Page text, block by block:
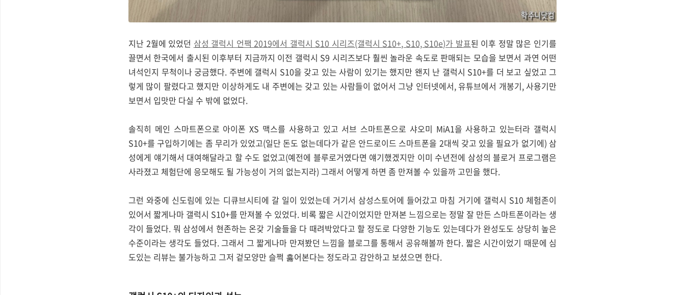
지난 2월에 있었던 삼성 갤럭시 언팩 2019에서 갤럭시 S10 시리즈(갤럭시 S10+, S10, S10e)가 발표된 이후 정말 많은 인기를
끌면서 한국에서 출시된 이후부터 지금까지 이전 갤럭시 S9 시리즈보다 훨씬 놀라운 속도로 판매되는 모습을 보면서 과연 어떤
녀석인지 무척이나 궁금했다. 주변에 갤럭시 S10을 갖고 있는 사람이 있기는 했지만 왠지 난 갤럭시 S10+를 더 보고 싶었고 그
렇게 많이 팔렸다고 했지만 이상하게도 내 주변에는 갖고 있는 사람들이 없어서 그냥 인터넷에서, 유튜브에서 개봉기, 사용기만
보면서 입맛만 다실 수 밖에 없었다.
솔직히 메인 스마트폰으로 아이폰 XS 맥스를 사용하고 있고 서브 스마트폰으로 샤오미 MiA1을 사용하고 있는터라 갤럭시
S10+를 구입하기에는 좀 무리가 있었고(일단 돈도 없는데다가 같은 안드로이드 스마트폰을 2대씩 갖고 있을 필요가 없기에) 삼
성에게 얘기해서 대여해달라고 할 수도 없었고(예전에 블루로거였다면 얘기했겠지만 이미 수년전에 삼성의 블로거 프로그램은
사라졌고 체험단에 응모해도 될 가능성이 거의 없는지라) 그래서 어떻게 하면 좀 만져볼 수 있을까 고민을 했다.
그런 와중에 신도림에 있는 디큐브시티에 갈 일이 있었는데 거기서 삼성스토어에 들어갔고 마침 거기에 갤럭시 S10 체험존이
있어서 짧게나마 갤럭시 S10+를 만져볼 수 있었다. 비록 짧은 시간이었지만 만져본 느낌으로는 정말 잘 만든 스마트폰이라는 생
각이 들었다. 뭐 삼성에서 현존하는 온갖 기술들을 다 때려박았다고 할 정도로 다양한 기능도 있는데다가 완성도도 상당히 높은
수준이라는 생각도 들었다. 그래서 그 짧게나마 만져봤던 느낌을 블로그를 통해서 공유해볼까 한다. 짧은 시간이었기 때문에 심
도있는 리뷰는 불가능하고 그저 겉모양만 슬쩍 훓어본다는 정도라고 감안하고 보셨으면 한다.